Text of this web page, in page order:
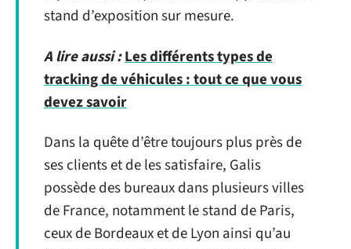
stand d’exposition sur mesure.
A lire aussi :Les différents types de
tracking de véhicules : tout ce que vous
devez savoir
Dans la quête d’être toujours plus près de
ses clients et de les satisfaire, Galis
possède des bureaux dans plusieurs villes
de France, notamment le stand de Paris,
ceux de Bordeaux et de Lyon ainsi qu’au